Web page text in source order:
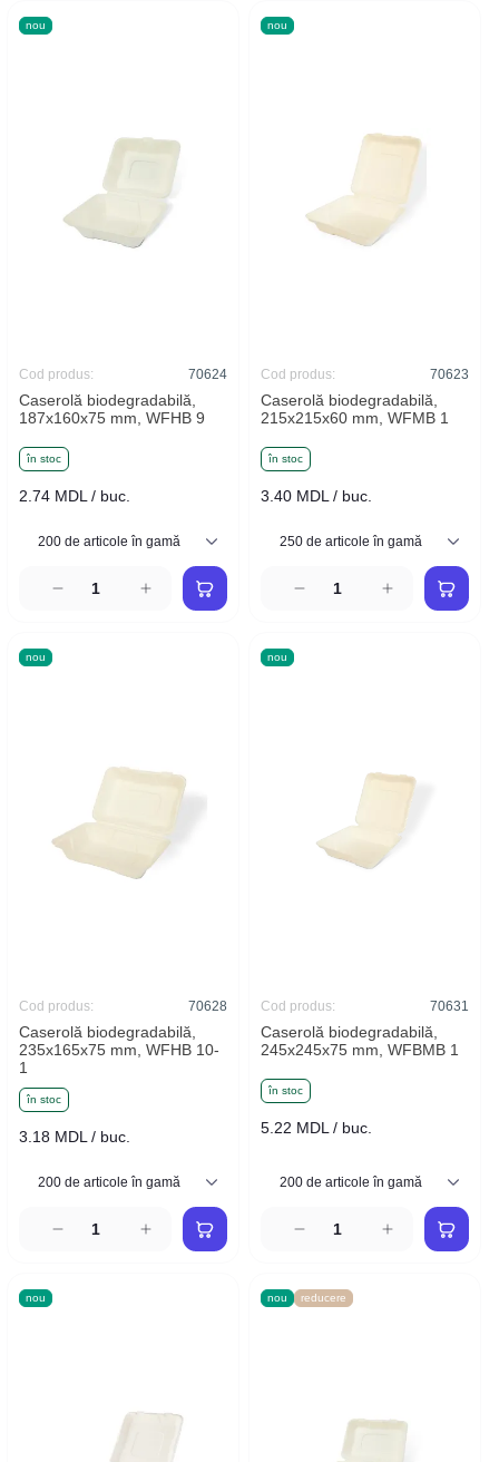
nou
în stoc
Caserolă biodegradabilă,
187x160x75 mm, WFHB 9
Cod produs: 70624
2.74 MDL / buc.
nou
în stoc
Caserolă biodegradabilă,
215x215x60 mm, WFMB 1
Cod produs: 70623
3.40 MDL / buc.
nou
în stoc
Caserolă biodegradabilă,
235x165x75 mm, WFHB 10-
1
Cod produs: 70628
3.18 MDL / buc.
nou
în stoc
Caserolă biodegradabilă,
245x245x75 mm, WFBMB 1
Cod produs: 70631
5.22 MDL / buc.
nou nou reducere